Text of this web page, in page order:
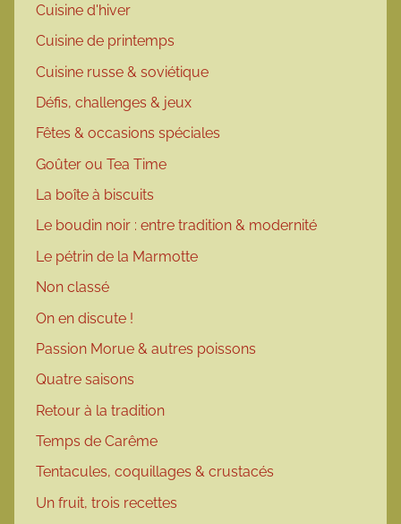
Cuisine d'hiver
Cuisine de printemps
Cuisine russe & soviétique
Défis, challenges & jeux
Fêtes & occasions spéciales
Goûter ou Tea Time
La boîte à biscuits
Le boudin noir : entre tradition & modernité
Le pétrin de la Marmotte
Non classé
On en discute !
Passion Morue & autres poissons
Quatre saisons
Retour à la tradition
Temps de Carême
Tentacules, coquillages & crustacés
Un fruit, trois recettes